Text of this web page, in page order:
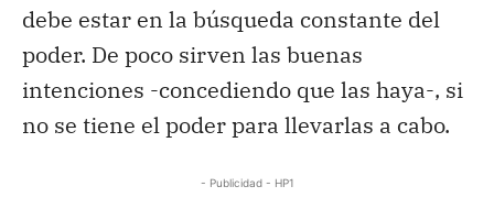
debe estar en la búsqueda constante del
poder. De poco sirven las buenas
intenciones -concediendo que las haya-, si
no se tiene el poder para llevarlas a cabo.
- Publicidad - HP1